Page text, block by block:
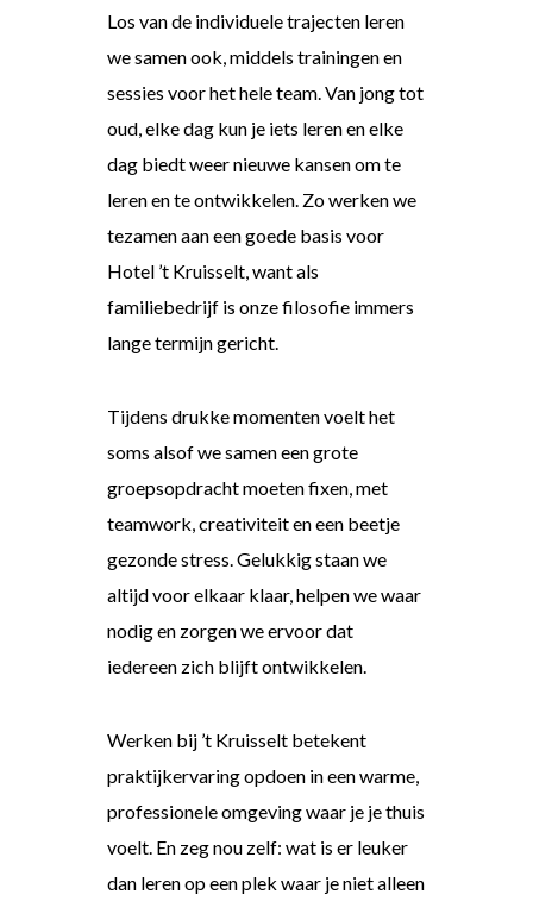
Los van de individuele trajecten leren
we samen ook, middels trainingen en
sessies voor het hele team. Van jong tot
oud, elke dag kun je iets leren en elke
dag biedt weer nieuwe kansen om te
leren en te ontwikkelen. Zo werken we
tezamen aan een goede basis voor
Hotel ’t Kruisselt, want als
familiebedrijf is onze filosofie immers
lange termijn gericht.
Tijdens drukke momenten voelt het
soms alsof we samen een grote
groepsopdracht moeten fixen, met
teamwork, creativiteit en een beetje
gezonde stress. Gelukkig staan we
altijd voor elkaar klaar, helpen we waar
nodig en zorgen we ervoor dat
iedereen zich blijft ontwikkelen.
Werken bij ’t Kruisselt betekent
praktijkervaring opdoen in een warme,
professionele omgeving waar je je thuis
voelt. En zeg nou zelf: wat is er leuker
dan leren op een plek waar je niet alleen